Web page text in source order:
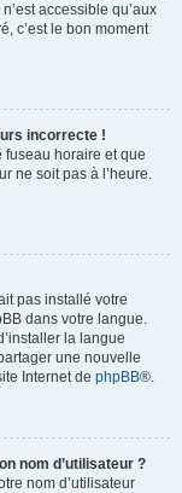
accessible qu’aux
c’est le bon moment
incorrecte !
fuseau horaire et que
ne soit pas à l’heure.
pas installé votre
dans votre langue.
la langue
une nouvelle
Internet de phpBB®.
nom d’utilisateur ?
nom d’utilisateur